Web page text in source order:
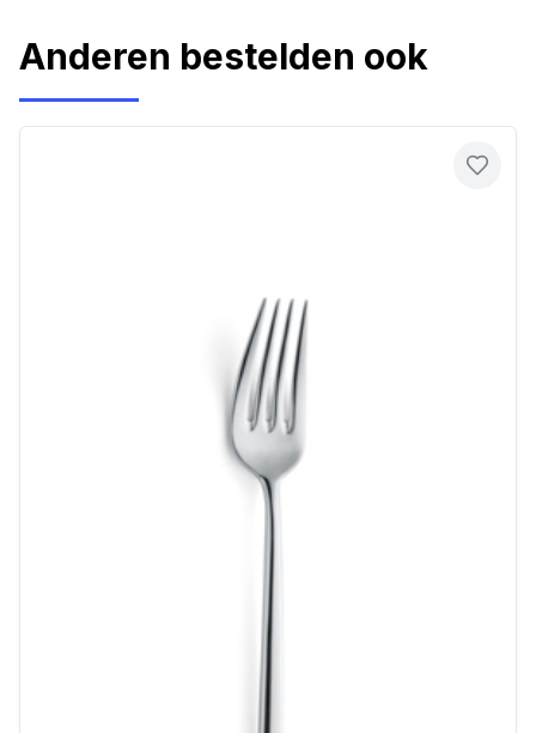
Anderen bestelden ook